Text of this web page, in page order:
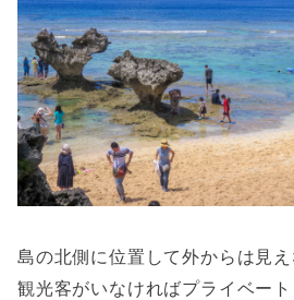
島の北側に位置して外からは見
観光客がいなければプライベー